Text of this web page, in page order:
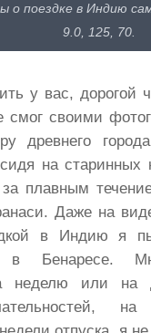
о поездке в Индию
9.0, 125, 70.
у вас, дорогой
смог своими
древнего
на старинных
плавным
Даже на
в Индию я
в Бенаресе.
неделю или на